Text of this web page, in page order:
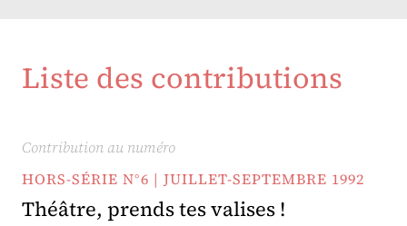
Liste des contributions
Contribution au numéro
HORS-SÉRIE N°6 | JUILLET-SEPTEMBRE 1992
Théâtre, prends tes valises !